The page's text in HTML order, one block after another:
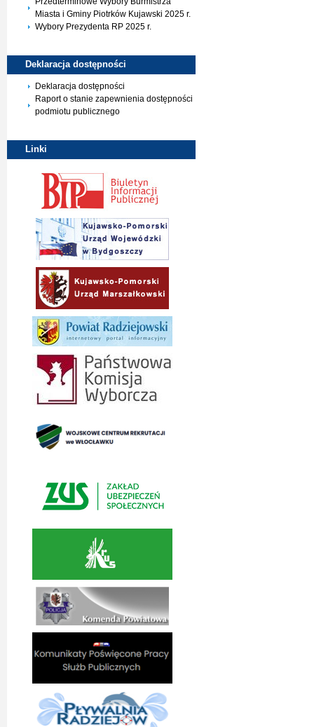
Miasta i Gminy Piotrków Kujawski 2025 r.
Wybory Prezydenta RP 2025 r.
Deklaracja dostępności
Deklaracja dostępności
Raport o stanie zapewnienia dostępności
podmiotu publicznego
Linki